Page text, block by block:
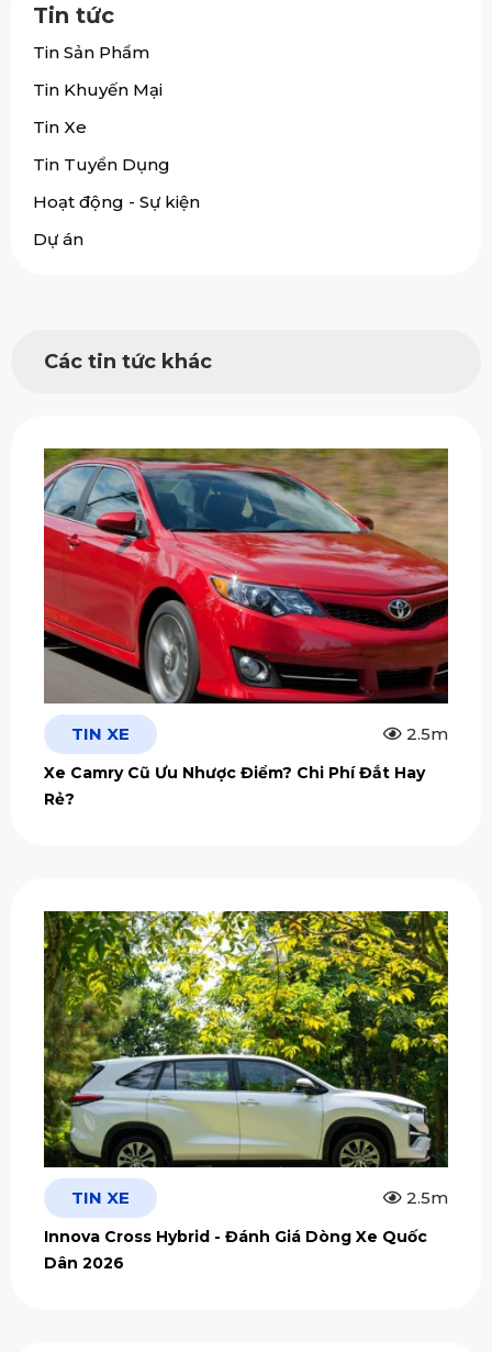
Tin tức
Tin Sản Phẩm
Tin Khuyến Mại
Tin Xe
Tin Tuyển Dụng
Hoạt động - Sự kiện
Dự án
Các tin tức khác
TIN XE 2.5m
Xe Camry Cũ Ưu Nhược Điểm? Chi Phí Đắt Hay
Rẻ?
TIN XE 2.5m
Innova Cross Hybrid - Đánh Giá Dòng Xe Quốc
Dân 2026